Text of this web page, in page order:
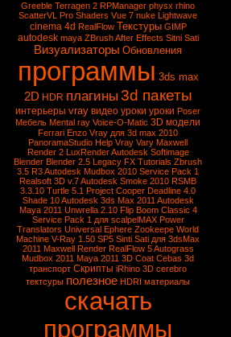
Greeble Terragen 2 RPManager physx rhino
ScatterVL Pro Shaders Vue 7 nuke Lightwave
cinema 4d RealFlow Текстуры GIMP
autodesk maya ZBrushAfter Effects Sitni Sati
Визуализаторы Обновления
программы 3ds max
2D HDR плагины 3d пакеты
интерьеры vray видео уроки уроки Poser
Мебель Mental ray Voice-O-Matic 3D модели
Ferrari Enzo Vray для 3d max 2010
PanoramaStudio Help Vray Vary Maxwell
Render 2 LuxRenderAutodesk Softimage
Blender Blender 2.5 Legacy FX Tutorials Zbrush
3.5 R3 Autodesk Mudbox 2010 Service Pack 1
Realsoft 3D v.7 Autodesk Smoke 2010 RSMB
3.3.10 Turtle 5.1 Project Cooper Deadline 4.0
Shade 10Autodesk 3ds Max 2011 Autodesk
Maya 2011 Unwrella 2.10 Flip Boom Classic 4
Service Pack 1 для scalpelMAX Power
Translators Universal Ephere Zookeepe World
Machine V-Ray 1.50 SP5 Sinti Sati для 3dsMax
2011 Maxwell Render RealFlow 5Autograss
Mudbox 2011 Maya 2011 3D Coat Cebas 3d
транспорт Скрипты iRhino 3D cerebro
тектсуры полезное HDRI материалы
скачать
программы